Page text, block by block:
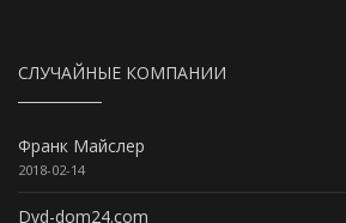
СЛУЧАЙНЫЕ КОМПАНИИ
Франк Майслер
2018-02-14
Dvd-dom24.com